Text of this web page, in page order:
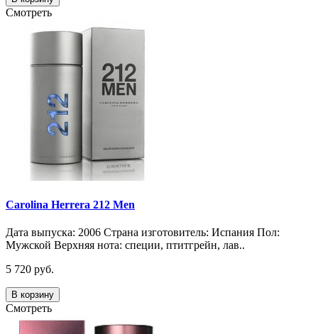
Смотреть
Carolina Herrera 212 Men
Дата выпуска: 2006 Страна изготовитель: Испания Пол:
Мужской Верхняя нота: специи, птитгрейн, лав..
5 720 руб.
В корзину
Смотреть